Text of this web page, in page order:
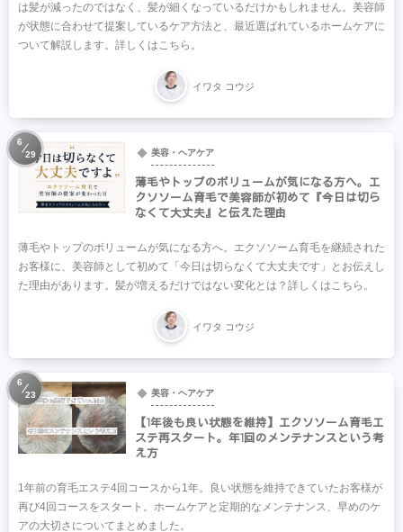
は髪が減ったのではなく、髪が細くなっているだけかもしれません。美容師
が状態に合わせて提案しているケア方法と、最近選ばれているホームケアに
ついて解説します。詳しくはこちら。
イワタ コウジ
美容・ヘアケア
薄毛やトップのボリュームが気になる方へ。エ
クソソーム育毛で美容師が初めて『今日は切ら
なくて大丈夫』と伝えた理由
薄毛やトップのボリュームが気になる方へ。エクソソーム育毛を継続された
お客様に、美容師として初めて「今日は切らなくて大丈夫です」とお伝えし
た理由があります。髪が増えるだけではない変化とは？詳しくはこちら。
イワタ コウジ
6
29
美容・ヘアケア
【1年後も良い状態を維持】エクソソーム育毛エ
ステ再スタート。年1回のメンテナンスという考
え方
1年前の育毛エステ4回コースから1年。良い状態を維持できていたお客様が
再び4回コースをスタート。ホームケアと定期的なメンテナンス、早めのケ
アの大切さについてまとめました。
6
23